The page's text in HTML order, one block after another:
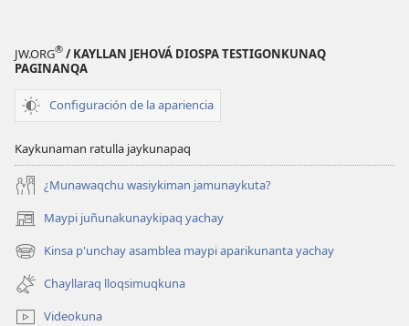
JW.ORG® / KAYLLAN JEHOVÁ DIOSPA TESTIGONKUNAQ
PAGINANQA
Configuración de la apariencia
Kaykunaman ratulla jaykunapaq
¿Munawaqchu wasiykiman jamunaykuta?
Maypi juñunakunaykipaq yachay
(abre
una
nueva
ventana)
Kinsa p'unchay asamblea maypi aparikunanta yachay
(abre
una
nueva
ventana)
Chayllaraq lloqsimuqkuna
Videokuna